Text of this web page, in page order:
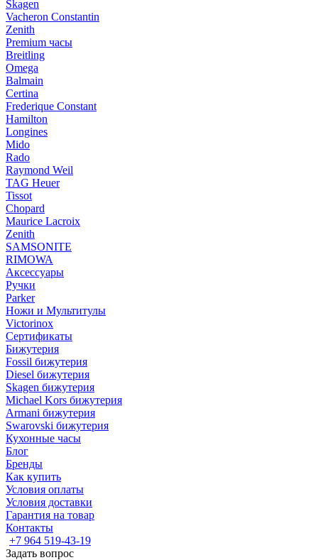
Skagen
Vacheron Constantin
Zenith
Premium часы
Breitling
Omega
Balmain
Certina
Frederique Constant
Hamilton
Longines
Mido
Rado
Raymond Weil
TAG Heuer
Tissot
Chopard
Maurice Lacroix
Zenith
SAMSONITE
RIMOWA
Аксессуары
Ручки
Parker
Ножи и Мультитулы
Victorinox
Сертификаты
Бижутерия
Fossil бижутерия
Diesel бижутерия
Skagen бижутерия
Michael Kors бижутерия
Armani бижутерия
Swarovski бижутерия
Кухонные часы
Блог
Бренды
Как купить
Условия оплаты
Условия доставки
Гарантия на товар
Контакты
+7 964 519-43-19
Задать вопрос